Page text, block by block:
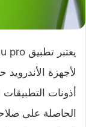
يعتبر تطبيق supersu pro أحد أفضل
لأجهزة
أذونات
الحاصلة على